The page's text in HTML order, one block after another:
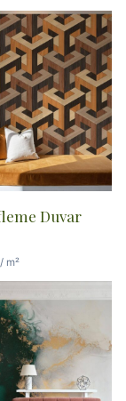
Duvar
/ m²